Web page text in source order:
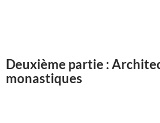
Deuxième partie :
monastiques